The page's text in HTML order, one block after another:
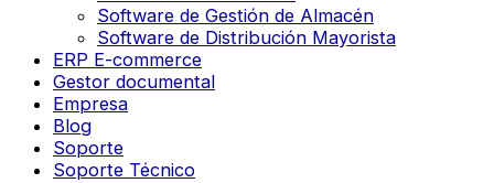
Software de Gestión de Almacén
Software de Distribución Mayorista
ERP E-commerce
Gestor documental
Empresa
Blog
Soporte
Soporte Técnico